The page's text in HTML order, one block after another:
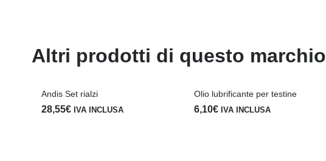
Altri prodotti di questo marchio
Andis Set rialzi
28,55€ IVA INCLUSA
Olio lubrificante per testine
6,10€ IVA INCLUSA